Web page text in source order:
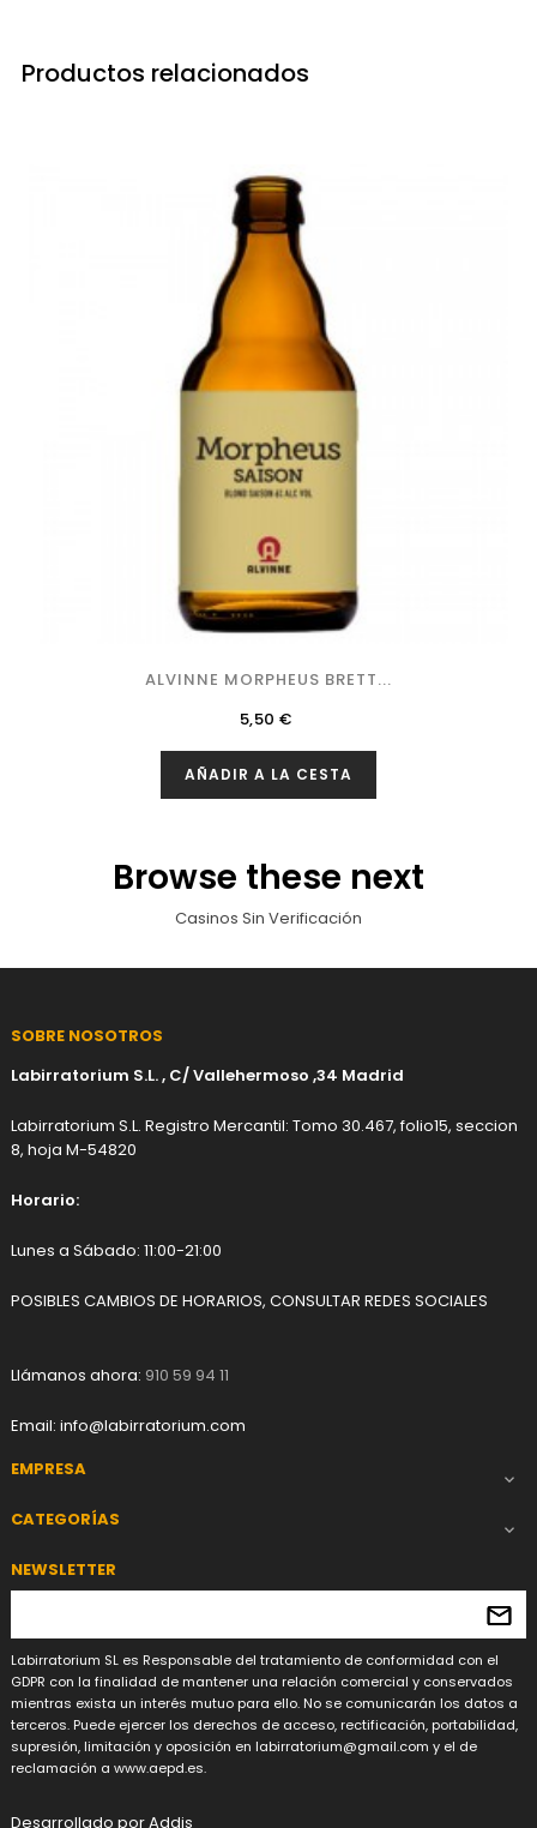
Productos relacionados
ALVINNE MORPHEUS BRETT...
Precio
5,50 €
AÑADIR A LA CESTA
Browse these next
Casinos Sin Verificación
SOBRE NOSOTROS
Labirratorium S.L. , C/ Vallehermoso ,34 Madrid
Labirratorium S.L. Registro Mercantil: Tomo 30.467, folio15, seccion
8, hoja M-54820
Horario:
Lunes a Sábado: 11:00-21:00
POSIBLES CAMBIOS DE HORARIOS, CONSULTAR REDES SOCIALES
Llámanos ahora: 910 59 94 11
Email: info@labirratorium.com
EMPRESA

CATEGORÍAS 
NEWSLETTER
Labirratorium SL es Responsable del tratamiento de conformidad con el
GDPR con la finalidad de mantener una relación comercial y conservados
mientras exista un interés mutuo para ello. No se comunicarán los datos a
terceros. Puede ejercer los derechos de acceso, rectificación, portabilidad,
supresión, limitación y oposición en labirratorium@gmail.com y el de
reclamación a www.aepd.es.
Desarrollado porAddis